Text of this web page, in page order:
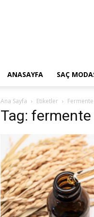
ANASAYFA SAÇ
Ana Sayfa Etiketler Fermente
Tag: fermente